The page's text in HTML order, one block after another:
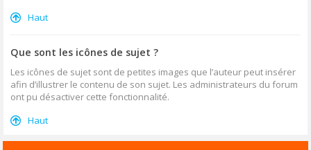
Haut
Que sont les icônes de sujet ?
Les icônes de sujet sont de petites images que l’auteur peut insérer
afin d’illustrer le contenu de son sujet. Les administrateurs du forum
ont pu désactiver cette fonctionnalité.
Haut